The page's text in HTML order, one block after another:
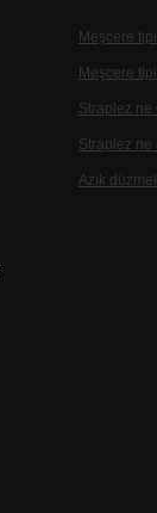
Meşcere
Meşcere
Straplez ne
Straplez ne
Azık